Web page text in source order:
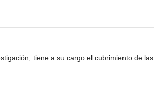
tiene a su cargo el cubrimiento de las